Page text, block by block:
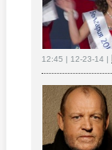
12:45 | 12-23-14 |